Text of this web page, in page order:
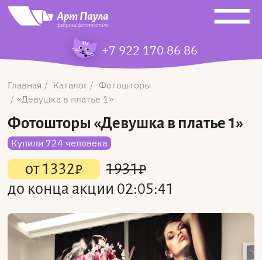
+7 922 170 86 86
Главная Каталог
Фотошторы
Девушка в платье 1
Фотошторы «Девушка в платье 1»
Купили 724 человека
от1332₽ 1931₽
до конца акции 02:05:41